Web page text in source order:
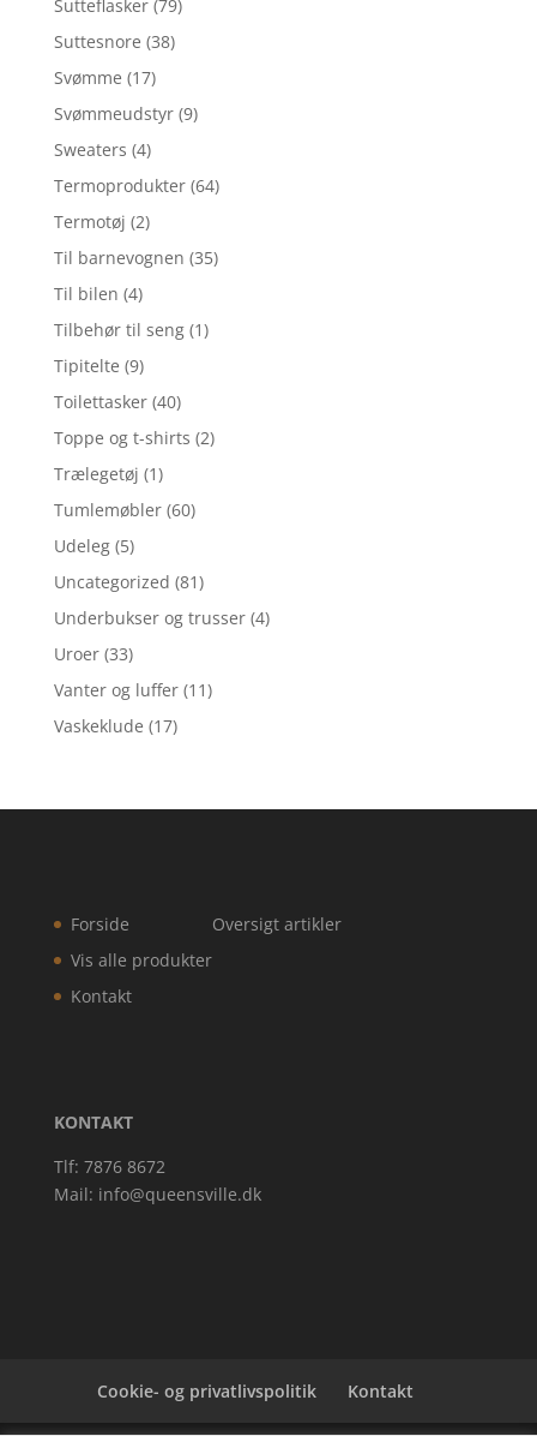
Sutteflasker (79)
Suttesnore (38)
Svømme (17)
Svømmeudstyr (9)
Sweaters (4)
Termoprodukter (64)
Termotøj (2)
Til barnevognen (35)
Til bilen (4)
Tilbehør til seng (1)
Tipitelte (9)
Toilettasker (40)
Toppe og t-shirts (2)
Trælegetøj (1)
Tumlemøbler (60)
Udeleg (5)
Uncategorized (81)
Underbukser og trusser (4)
Uroer (33)
Vanter og luffer (11)
Vaskeklude (17)
Forside
Vis alle produkter
Kontakt
Oversigt artikler
KONTAKT
Tlf: 7876 8672
Mail: info@queensville.dk
Cookie- og privatlivspolitik Kontakt